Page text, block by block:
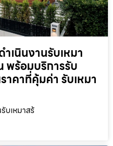
ำเนินงานรับเหมา
พร้อมบริการรับ
าคาที่คุ้มค่า รับเหมา
บเหมาสร้